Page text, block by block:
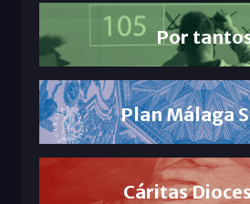
Por
Plan Málaga
Cáritas